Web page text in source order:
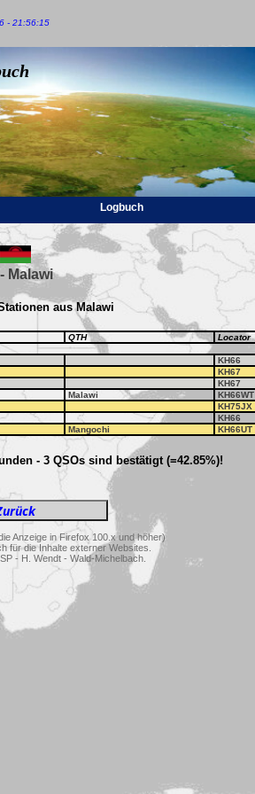
- 21:56:15
Logbuch
Malawi
aus Malawi
QTH Locator
KH66
KH67
KH67
Malawi KH66WT
KH75JX
KH66
Mangochi KH66UT
- 3 QSOs sind bestätigt (=42.85%)!
Anzeige in Firefox 100.x und höher)
für die Inhalte externer Websites.
- H. Wendt - Wald-Michelbach.